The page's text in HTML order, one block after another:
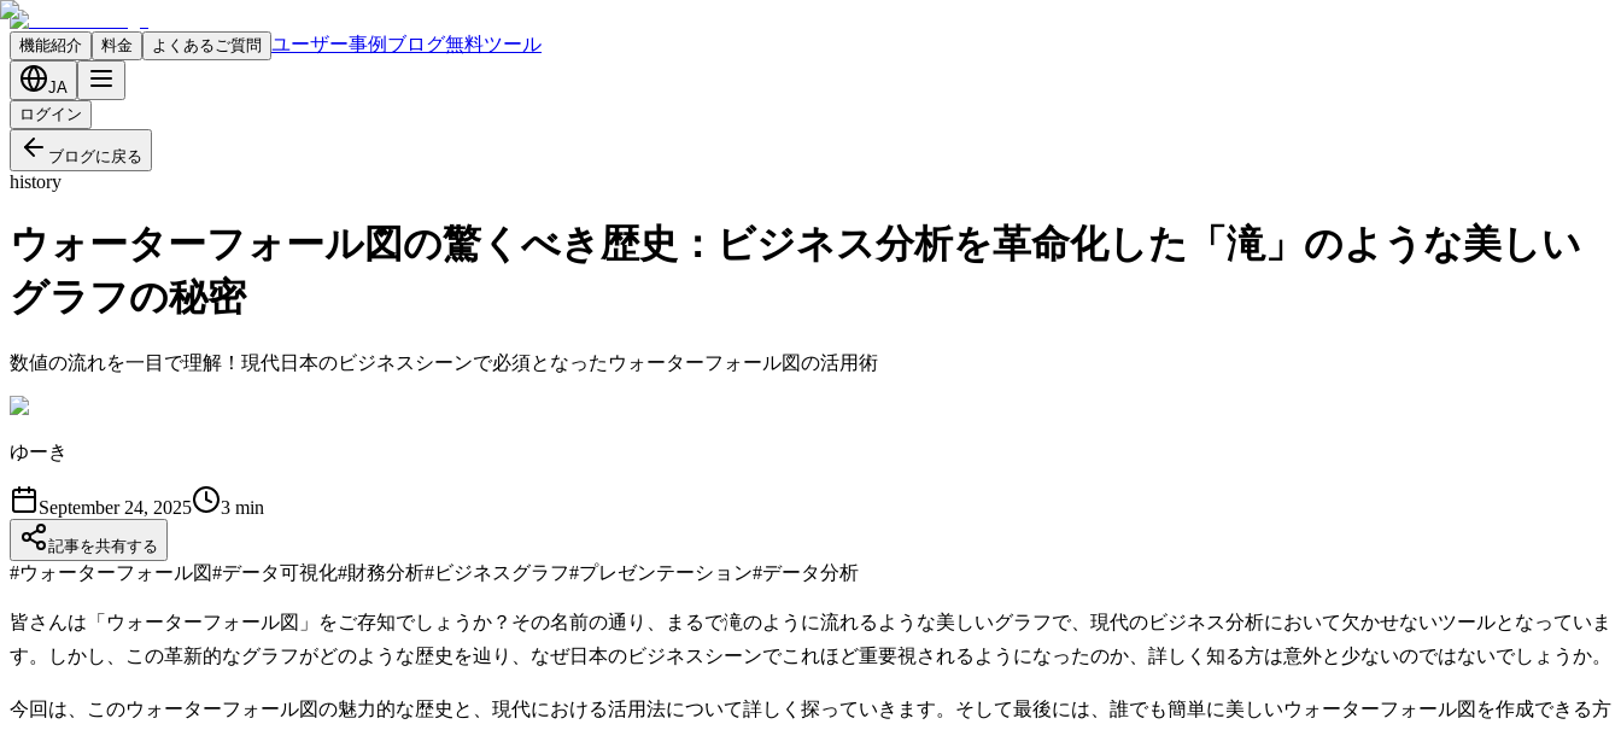
機能紹介 料金 よくあるご質問 ユーザー事例 ブログ無料ツール
JA
ログイン
ブログに戻る
history
ウォーターフォール図の驚くべき歴史：ビジネス分析を革命化した「滝」のような美しい
グラフの秘密
数値の流れを一目で理解！現代日本のビジネスシーンで必須となったウォーターフォール図の活用術
ゆーき
September 24, 2025 3 min
記事を共有する
#ウォーターフォール図#データ可視化#財務分析#ビジネスグラフ#プレゼンテーション#データ分析
皆さんは「ウォーターフォール図」をご存知でしょうか？その名前の通り、まるで滝のように流れるような美しいグラフで、現代のビジネス分析において欠かせないツールとなっていま
す。しかし、この革新的なグラフがどのような歴史を辿り、なぜ日本のビジネスシーンでこれほど重要視されるようになったのか、詳しく知る方は意外と少ないのではないでしょうか。
今回は、このウォーターフォール図の魅力的な歴史と、現代における活用法について詳しく探っていきます。そして最後には、誰でも簡単に美しいウォーターフォール図を作成できる方